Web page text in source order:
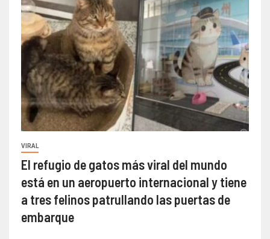
VIRAL
El refugio de gatos más viral del mundo
está en un aeropuerto internacional y tiene
a tres felinos patrullando las puertas de
embarque